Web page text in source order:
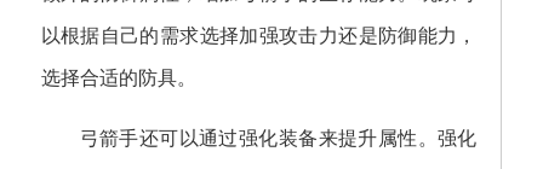
以根据自己的需求选择加强攻击力还是防御能力，
选择合适的防具。
弓箭手还可以通过强化装备来提升属性。强化